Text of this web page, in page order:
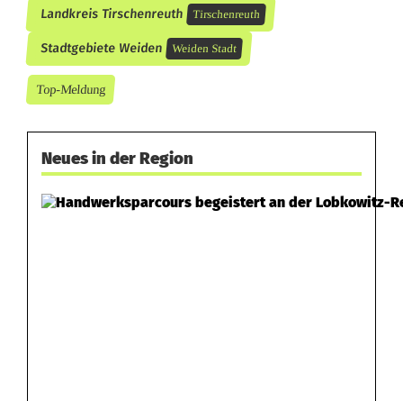
Landkreis Tirschenreuth Tirschenreuth
Stadtgebiete Weiden Weiden Stadt
Top-Meldung
Neues in der Region